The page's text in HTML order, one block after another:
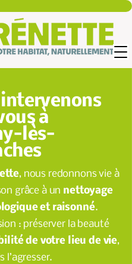
à
lès-
, nous redonnons vie à
grâce à un nettoyage
et raisonné.
: préserver la beauté
de votre lieu de vie,
l’agresser.